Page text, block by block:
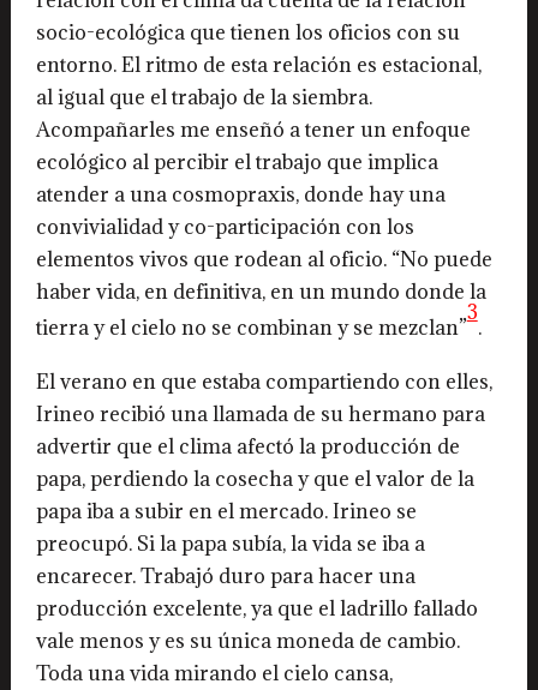
socio-ecológica que tienen los oficios con su
entorno. El ritmo de esta relación es estacional,
al igual que el trabajo de la siembra.
Acompañarles me enseñó a tener un enfoque
ecológico al percibir el trabajo que implica
atender a una cosmopraxis, donde hay una
convivialidad y co-participación con los
elementos vivos que rodean al oficio. “No puede
haber vida, en definitiva, en un mundo donde la
tierra y el cielo no se combinan y se mezclan”
3
.
El verano en que estaba compartiendo con elles,
Irineo recibió una llamada de su hermano para
advertir que el clima afectó la producción de
papa, perdiendo la cosecha y que el valor de la
papa iba a subir en el mercado. Irineo se
preocupó. Si la papa subía, la vida se iba a
encarecer. Trabajó duro para hacer una
producción excelente, ya que el ladrillo fallado
vale menos y es su única moneda de cambio.
Toda una vida mirando el cielo cansa,